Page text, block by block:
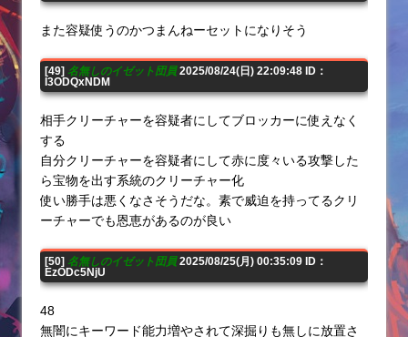
また容疑使うのかつまんねーセットになりそう
[49] 名無しのイゼット団員2025/08/24(日) 22:09:48 ID：
I3ODQxNDM
相手クリーチャーを容疑者にしてブロッカーに使えなく
する
自分クリーチャーを容疑者にして赤に度々いる攻撃した
ら宝物を出す系統のクリーチャー化
使い勝手は悪くなさそうだな。素で威迫を持ってるクリ
ーチャーでも恩恵があるのが良い
[50] 名無しのイゼット団員2025/08/25(月) 00:35:09 ID：
EzODc5NjU
48
無闇にキーワード能力増やされて深掘りも無しに放置さ